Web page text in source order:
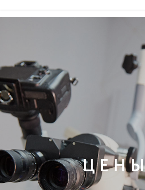
Ц Е Н Ы